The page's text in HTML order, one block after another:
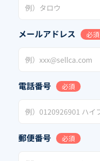
メールアドレス 必須
電話番号 必須
郵便番号 必須